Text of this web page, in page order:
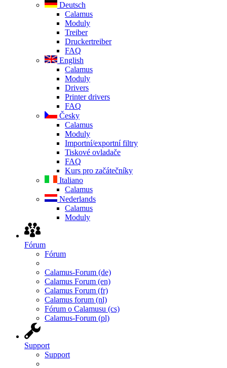
Deutsch
Calamus
Moduly
Treiber
Druckertreiber
FAQ
English
Calamus
Moduly
Drivers
Printer drivers
FAQ
Česky
Calamus
Moduly
Importní/exportní filtry
Tiskové ovladače
FAQ
Kurs pro začátečníky
Italiano
Calamus
Nederlands
Calamus
Moduly
Fórum
Fórum
Calamus-Forum (de)
Calamus Forum (en)
Calamus Forum (fr)
Calamus forum (nl)
Fórum o Calamusu (cs)
Calamus-Forum (pl)
Support
Support